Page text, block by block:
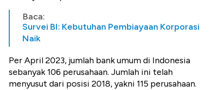
Baca:
Survei BI: Kebutuhan Pembiayaan Korporasi
Naik
Per April 2023, jumlah bank umum di Indonesia
sebanyak 106 perusahaan. Jumlah ini telah
menyusut dari posisi 2018, yakni 115 perusahaan.